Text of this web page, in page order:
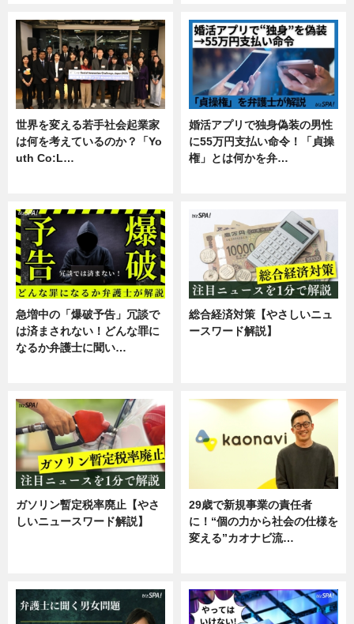
世界を変える若手社会起業家
は何を考えているのか？「Yo
uth Co:L…
婚活アプリで独身偽装の男性
に55万円支払い命令！「貞操
権」とは何かを弁…
急増中の「爆破予告」冗談で
は済まされない！どんな罪に
なるか弁護士に聞い…
総合経済対策【やさしいニュ
ースワード解説】
ガソリン暫定税率廃止【やさ
しいニュースワード解説】
29歳で新規事業の責任者
に！“個の力から社会の仕様を
変える”カオナビ流…